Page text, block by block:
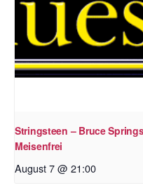
Stringsteen – Bruce
Meisenfrei
August 7 @ 21:00